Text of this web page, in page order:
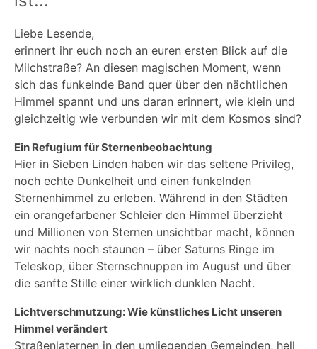
Liebe Lesende,
erinnert ihr euch noch an euren ersten Blick auf die
Milchstraße? An diesen magischen Moment, wenn
sich das funkelnde Band quer über den nächtlichen
Himmel spannt und uns daran erinnert, wie klein und
gleichzeitig wie verbunden wir mit dem Kosmos sind?
Ein Refugium für Sternenbeobachtung
Hier in Sieben Linden haben wir das seltene Privileg,
noch echte Dunkelheit und einen funkelnden
Sternenhimmel zu erleben. Während in den Städten
ein orangefarbener Schleier den Himmel überzieht
und Millionen von Sternen unsichtbar macht, können
wir nachts noch staunen – über Saturns Ringe im
Teleskop, über Sternschnuppen im August und über
die sanfte Stille einer wirklich dunklen Nacht.
Lichtverschmutzung: Wie künstliches Licht unseren
Himmel verändert
Straßenlaternen in den umliegenden Gemeinden, hell